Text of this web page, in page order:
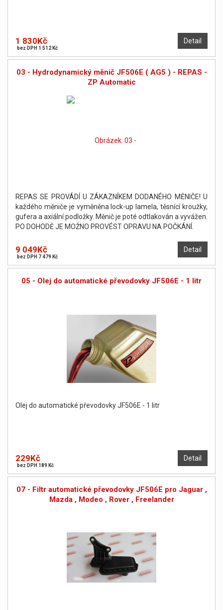
Detail
1 830Kč
bez DPH 1 512 Kč
03 - Hydrodynamický měnič JF506E ( AG5 ) - REPAS -
ZP Automatic
REPAS SE PROVÁDÍ U ZÁKAZNÍKEM DODANÉHO MĚNIČE! U
každého měniče je vyměněna lock-up lamela, těsnící kroužky,
gufera a axiální podložky. Měnič je poté odtlakován a vyvážen.
PO DOHODĚ JE MOŽNO PROVÉST OPRAVU NA POČKÁNÍ.
Detail
9 049Kč
bez DPH 7 479 Kč
05 - Olej do automatické převodovky JF506E - 1 litr
Olej do automatické převodovky JF506E - 1 litr
Detail
229Kč
bez DPH 189 Kč
07 - Filtr automatické převodovky JF506E pro Jaguar ,
Mazda , Modeo , Rover , Freelander